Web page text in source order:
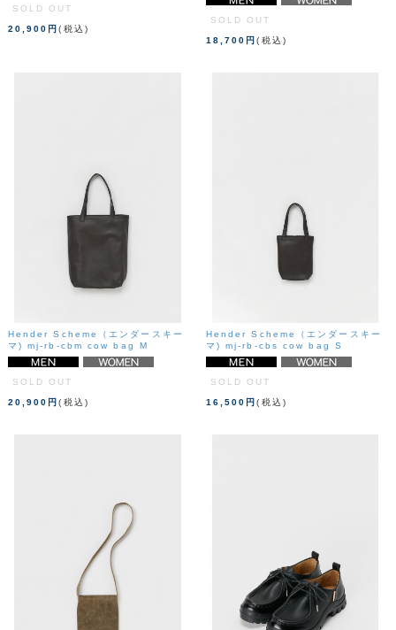
SOLD OUT
20,900円(税込)
SOLD OUT
18,700円(税込)
Hender Scheme（エンダースキー
マ) mj-rb-cbm cow bag M
SOLD OUT
20,900円(税込)
Hender Scheme（エンダースキー
マ) mj-rb-cbs cow bag S
SOLD OUT
16,500円(税込)